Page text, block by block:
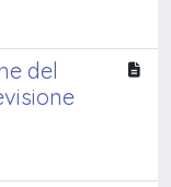
del